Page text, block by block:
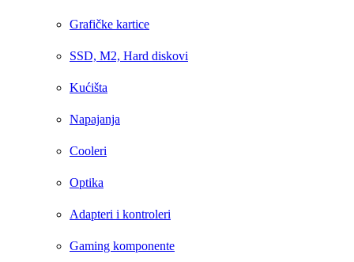
Grafičke kartice
SSD, M2, Hard diskovi
Kućišta
Napajanja
Cooleri
Optika
Adapteri i kontroleri
Gaming komponente